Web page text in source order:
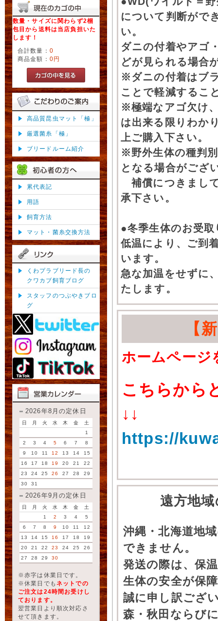
数量・サイズに関わらず2梱
包目から送料は当店負担いた
します！
合計数量： 0
商品金額： 0円
高品質昆虫マット「極」
厳選菌糸「極」
ブリードルーム紹介
累代表記
用語
飼育方法
マット・菌糸交換方法
くわプラブリード長の
クワカブ飼育ブログ
スタッフのつぶやきブロ
グ
2026年8月の定休日
日 月 火 水 木 金
土
1
2
3 4 5 6 7
8
9
10 11 12 13 14
15
16
17 18 19 20 21
22
23
24 25 26 27 28
29
30
31
2026年9月の定休日
日 月 火 水 木 金
土
1
2 3 4
5
6
7 8 9 10 11
12
13
14 15 16 17 18
19
20
21 22 23 24 25
26
27
28 29 30
※赤字は休業日です。
※休業日でも ネットでの
ご注文は24時間お受けし
ております。
翌営業日より順次対応さ
せて頂きます。
について判断がで
い。
ダニの付着やアゴ
どが見られる場合
※ダニの付着はブ
ことで軽減するこ
※極端なアゴ欠け
は出来る限りわか
上ご購入下さい。
※野外生体の種判
となる場合がござ
補償につきまし
承下さい。
●冬季生体のお受
低温により、ご到
います。
急な加温をせずに
たします。
【
ホームページ
こちらから
↓↓
https://
遠方地
沖縄・北海道地
できません。
発送の際は、保
生体の安全が保
誠に申し訳ござ
森・秋田ならび